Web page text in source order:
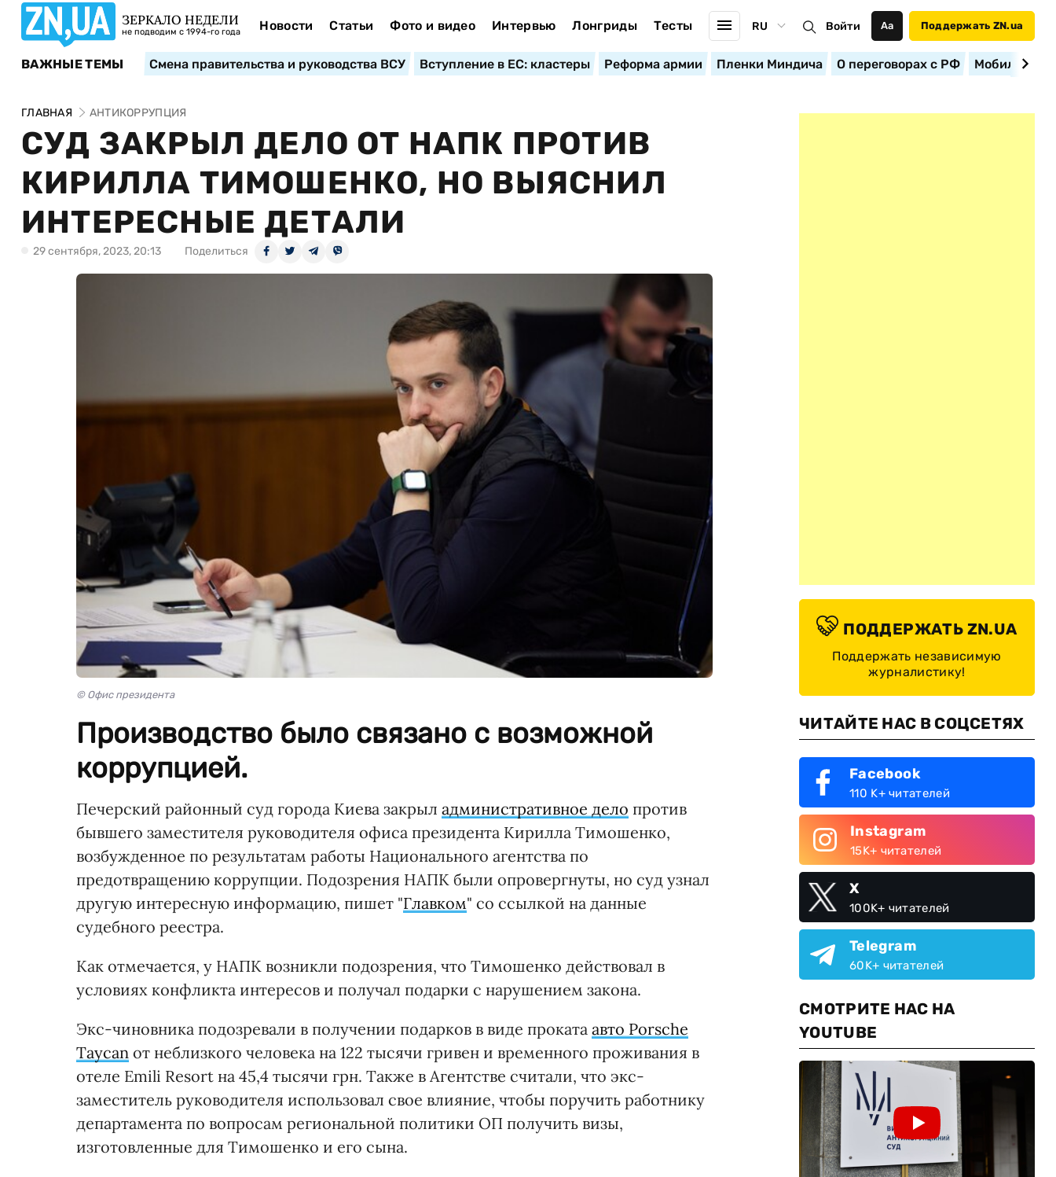
ЗЕРКАЛО НЕДЕЛИ
не подводим с 1994-го года Новости Статьи Фото и видео Интервью Лонгриды Тесты RU Войти Аа Поддержать ZN.ua
ВАЖНЫЕ ТЕМЫ Смена правительства и руководства ВСУ Вступление в ЕС: кластеры Реформа армии Пленки Миндича О переговорах с РФ
ГЛАВНАЯ АНТИКОРРУПЦИЯ
СУД ЗАКРЫЛ ДЕЛО ОТ НАПК ПРОТИВ
КИРИЛЛА ТИМОШЕНКО, НО ВЫЯСНИЛ
ИНТЕРЕСНЫЕ ДЕТАЛИ
29 сентября, 2023, 20:13 Поделиться
© Офис президента
Производство было связано с возможной
коррупцией.
Печерский районный суд города Киева закрыл административное дело против
бывшего заместителя руководителя офиса президента Кирилла Тимошенко,
возбужденное по результатам работы Национального агентства по
предотвращению коррупции. Подозрения НАПК были опровергнуты, но суд узнал
другую интересную информацию, пишет "Главком" со ссылкой на данные
судебного реестра.
Как отмечается, у НАПК возникли подозрения, что Тимошенко действовал в
условиях конфликта интересов и получал подарки с нарушением закона.
Экс-чиновника подозревали в получении подарков в виде проката авто Porsche
Taycan от неблизкого человека на 122 тысячи гривен и временного проживания в
отеле Emili Resort на 45,4 тысячи грн. Также в Агентстве считали, что экс-
заместитель руководителя использовал свое влияние, чтобы поручить работнику
департамента по вопросам региональной политики ОП получить визы,
изготовленные для Тимошенко и его сына.
ПОДДЕРЖАТЬ ZN.UA
Поддержать независимую
журналистику!
ЧИТАЙТЕ НАС В СОЦСЕТЯХ
Facebook
110 K+ читателей
Instagram
15K+ читателей
X
100K+ читателей
Telegram
60K+ читателей
СМОТРИТЕ НАС НА
YOUTUBE